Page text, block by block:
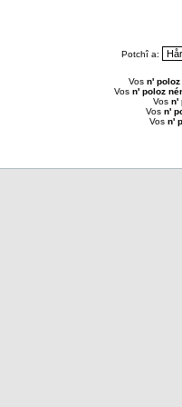
Potchî a:
Vos n' poloz
Vos n' poloz
Vos n'
Vos n'
Vos n'